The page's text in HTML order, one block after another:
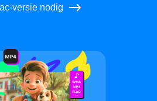
versie nodig